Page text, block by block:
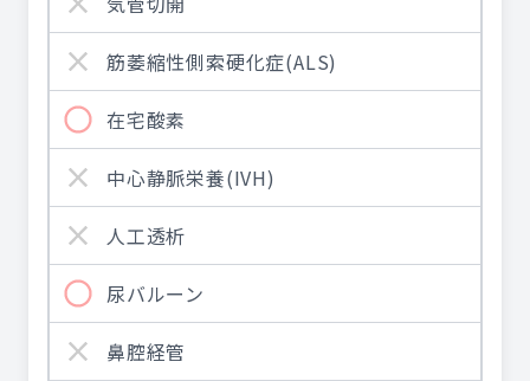
筋萎縮性側索硬化症(ALS)
在宅酸素
中心静脈栄養(IVH)
人工透析
尿バルーン
鼻腔経管